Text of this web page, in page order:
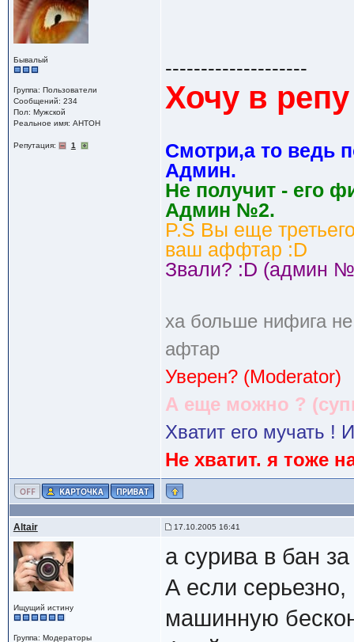
Бывалый
Группа: Пользователи
Сообщений: 234
Пол: Мужской
Реальное имя: AHTOH
Репутация: 1
--------------------
Хочу в
Cмотри,а то ведь
Админ.
Не получит - его
Админ №2.
P.S Вы еще
ваш аффтар :D
Звали? :D (админ
ха больше нифига
афтар
Уверен? (Moderator)
А еще можно ?
Хватит его мучать !
Не хватит. я тоже
Altair 17.10.2005 16:41
Ищущий истину
Группа: Модераторы
а сурива в бан
А если
машинную